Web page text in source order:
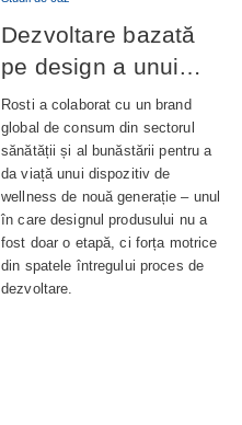
Dezvoltare bazată
pe design a unui
dispozitiv de
wellness complet
integrat
Rosti a colaborat cu un brand
global de consum din sectorul
sănătății și al bunăstării pentru a
da viață unui dispozitiv de
wellness de nouă generație – unul
în care designul produsului nu a
fost doar o etapă, ci forța motrice
din spatele întregului proces de
dezvoltare.